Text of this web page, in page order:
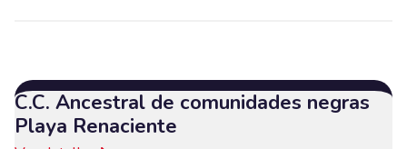
C.C. Ancestral de comunidades negras
Playa Renaciente